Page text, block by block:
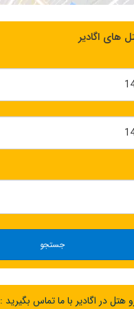
های اگادیر
جستجو
در اگادیر با ما تماس بگیرید :